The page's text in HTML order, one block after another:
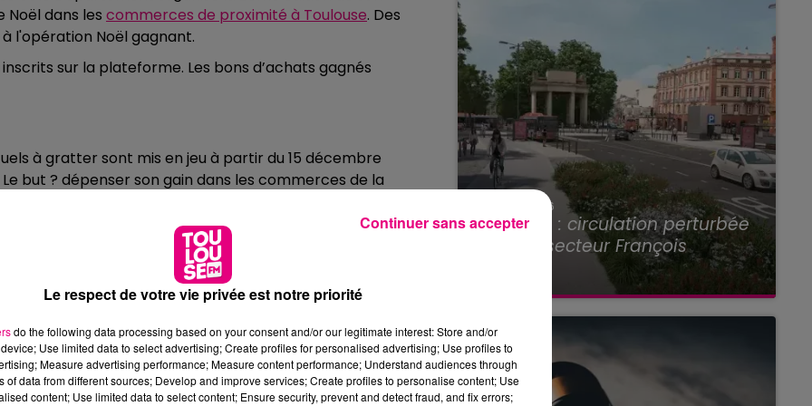
Noël dans les commerces de proximité à Toulouse. Des
l'opération Noël gagnant.
sur la plateforme. Les bons d’achats gagnés
à gratter sont mis en jeu à partir du 15 décembre
Le but ? dépenser son gain dans les commerces de la
pourront s’inscrire sur le site dédié à partir
de remplir un formulaire en quelques clics :
»
de proximité, la@CCI31 , en partenariat avec le
2020
22 juillet 2026
Toulouse : circulation perturbée
dans le secteur François
Le respect de votre vie privée est notre priorité
do the following data processing based on your consent and/or our legitimate interest: Store and/or
Use limited data to select advertising; Create profiles for personalised advertising; Use profiles to
Measure advertising performance; Measure content performance; Understand audiences through
of data from different sources; Develop and improve services; Create profiles to personalise content; Use
content; Use limited data to select content; Ensure security, prevent and detect fraud, and fix errors;
Continuer sans accepter